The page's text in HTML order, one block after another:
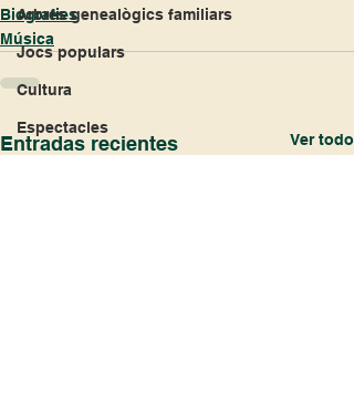
Arbres genealògics familiars
Jocs populars
Cultura
Espectacles
Biografies
Música
Entradas recientes Ver todo